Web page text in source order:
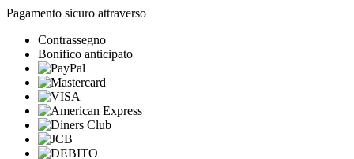
Pagamento sicuro attraverso
Contrassegno
Bonifico anticipato